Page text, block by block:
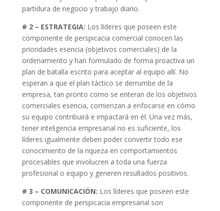
partidura de negocio y trabajo diario.
# 2 – ESTRATEGIA: Los líderes que poseen este
componente de perspicacia comercial conocen las
prioridades esencia (objetivos comerciales) de la
ordenamiento y han formulado de forma proactiva un
plan de batalla escrito para aceptar al equipo allí. No
esperan a que el plan táctico se derrumbe de la
empresa, tan pronto como se enteran de los objetivos
comerciales esencia, comienzan a enfocarse en cómo
su equipo contribuirá e impactará en él. Una vez más,
tener inteligencia empresarial no es suficiente, los
líderes igualmente deben poder convertir todo ese
conocimiento de la riqueza en comportamientos
procesables que involucren a toda una fuerza
profesional o equipo y generen resultados positivos.
# 3 – COMUNICACIÓN: Los líderes que poseen este
componente de perspicacia empresarial son